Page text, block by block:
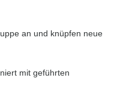
an und knüpfen neue
mit geführten